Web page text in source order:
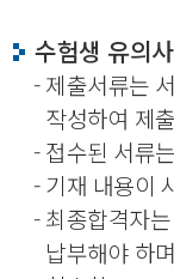
수험생 유의
- 제출서류는
작성하여 제출
- 접수된 서류
- 기재 내용이
- 최종합격자
납부해야 하